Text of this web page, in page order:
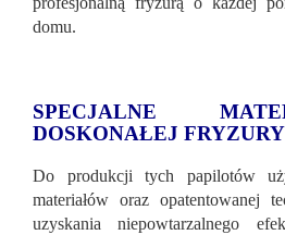
domu.
SPECJALNE
DOSKONAŁEJ FRYZURY
Do produkcji tych papilotów
materiałów oraz opatentowanej
uzyskania niepowtarzalnego